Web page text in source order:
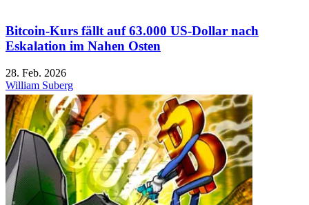
Bitcoin-Kurs fällt auf 63.000 US-Dollar nach
Eskalation im Nahen Osten
28. Feb. 2026
William Suberg